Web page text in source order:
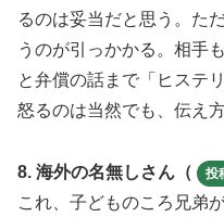
るのは妥当だと思う。た
うのが引っかかる。相手
と弁償の話まで「ヒステ
怒るのは当然でも、伝え
8. 海外の名無しさん（ 投
これ、子どものころ兄弟